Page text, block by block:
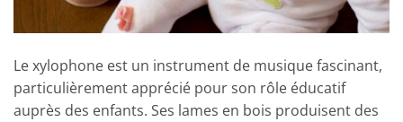
Le xylophone est un instrument de musique fascinant,
particulièrement apprécié pour son rôle éducatif
auprès des enfants. Ses lames en bois produisent des